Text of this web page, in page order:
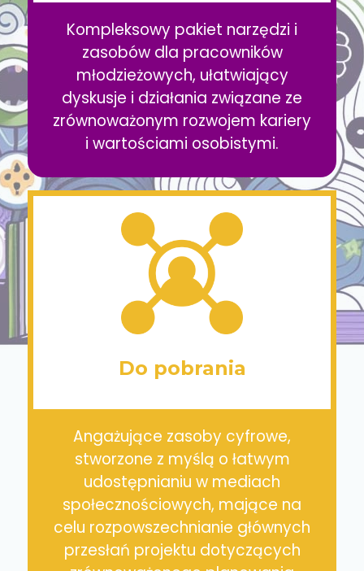
Kompleksowy pakiet narzędzi i
zasobów dla pracowników
młodzieżowych, ułatwiający
dyskusje i działania związane ze
zrównoważonym rozwojem kariery
i wartościami osobistymi.
Do pobrania
Angażujące zasoby cyfrowe,
stworzone z myślą o łatwym
udostępnianiu w mediach
społecznościowych, mające na
celu rozpowszechnianie głównych
przesłań projektu dotyczących